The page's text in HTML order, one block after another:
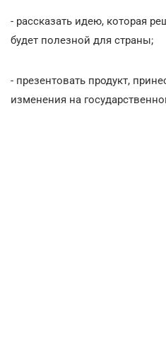
- рассказать идею, которая
будет полезной для страны;
- презентовать продукт,
изменения на